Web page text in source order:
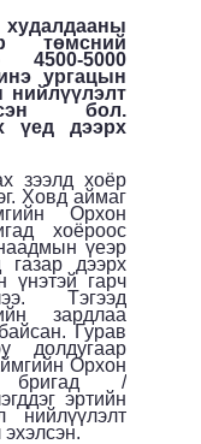
төмсний
4500-5000
ургацын
нийлүүлэлт
бол.
үед дээрх
зээлд хоёр
Ховд аймаг
Орхон
хоёроос
үеэр
газар дээрх
үнэтэй гарч
Тэгээд
зардлаа
Гурав
долдугаар
Орхон
бригад /
эртийн
нийлүүлэлт